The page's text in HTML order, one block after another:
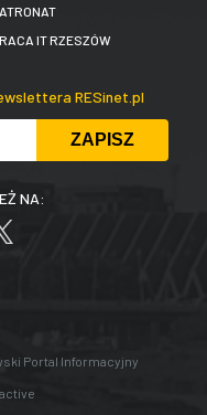
IT RZESZÓW
RESinet.pl
NA:
Portal Informacyjny